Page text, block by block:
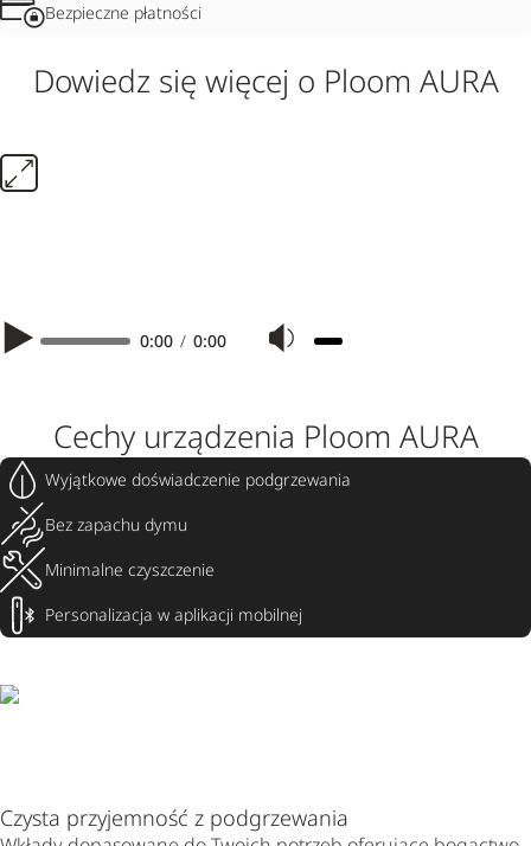
Bezpieczne płatności
Dowiedz się więcej o Ploom AURA
0:00 / 0:00
Cechy urządzenia Ploom AURA
Wyjątkowe doświadczenie podgrzewania
Bez zapachu dymu
Minimalne czyszczenie
Personalizacja w aplikacji mobilnej
Czysta przyjemność z podgrzewania